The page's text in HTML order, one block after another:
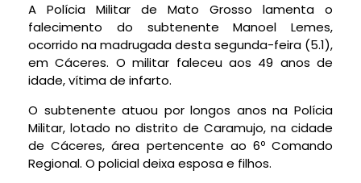
A Polícia Militar de Mato Grosso lamenta o
falecimento do subtenente Manoel Lemes,
ocorrido na madrugada desta segunda-feira (5.1),
em Cáceres. O militar faleceu aos 49 anos de
idade, vítima de infarto.
O subtenente atuou por longos anos na Polícia
Militar, lotado no distrito de Caramujo, na cidade
de Cáceres, área pertencente ao 6º Comando
Regional. O policial deixa esposa e filhos.